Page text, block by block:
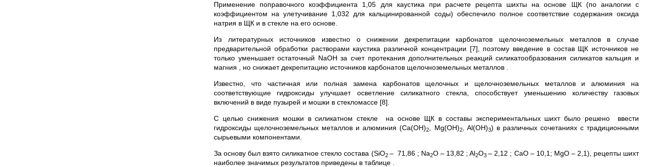
Применение поправочного коэффициента 1,05 для каустика при расчете рецепта шихты на основе ЩК (по аналогии с
коэффициентом на улетучивание 1,032 для кальцинированной соды) обеспечило полное соответствие содержания оксида
натрия в ЩК и в стекле на его основе.
Из литературных источников известно о снижении декрепитации карбонатов щелочноземельных металлов в случае
предварительной обработки растворами каустика различной концентрации [7], поэтому введение в состав ЩК источников не
только уменьшает остаточный NaOH за счет протекания дополнительных реакций силикатообразования силикатов кальция и
магния , но снижает декрепитацию источников карбонатов щелочноземельных металлов .
Известно, что частичная или полная замена карбонатов щелочных и щелочноземельных металлов и алюминия на
соответствующие гидроксиды улучшает осветление силикатного стекла, способствует уменьшению количеству газовых
включений в виде пузырей и мошки в стекломассе [8].
С целью снижения мошки в силикатном стекле на основе ЩК в составы экспериментальных шихт было решено ввести
гидроксиды щелочноземельных металлов и алюминия (Ca(OH)2 , Mg(OH)2, Al(OH)3) в различных сочетаниях с традиционными
сырьевыми компонентами.
За основу был взято силикатное стекло состава (SiO2 – 71,86 ; Na2O – 13,82 ; Al2O3– 2,12 ; CaO – 10,1; MgO – 2,1), рецепты шихт
наиболее значимых результатов приведены в таблице .